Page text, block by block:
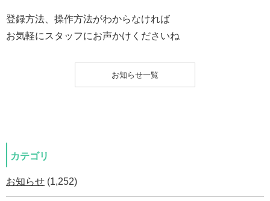
登録方法、操作方法がわからなければ
お気軽にスタッフにお声かけくださいね
お知らせ一覧
カテゴリ
お知らせ (1,252)